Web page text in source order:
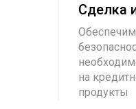
на
продукты
Сделка